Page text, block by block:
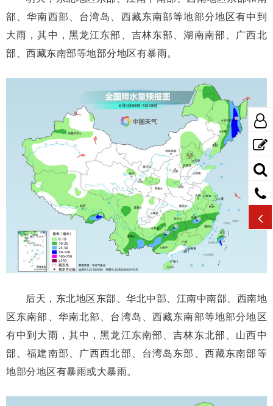
部、华南西部、台湾岛、西藏东南部等地部分地区有中到
大雨，其中，黑龙江东部、吉林东部、湖南南部、广西北
部、西藏东南部等地部分地区有暴雨。
后天，东北地区东部、华北中部、江南中南部、西南地
区东南部、华南北部、台湾岛、西藏东南部等地部分地区
有中到大雨，其中，黑龙江东南部、吉林东北部、山西中
部、福建南部、广西西北部、台湾岛东部、西藏东南部等
地部分地区有暴雨或大暴雨。